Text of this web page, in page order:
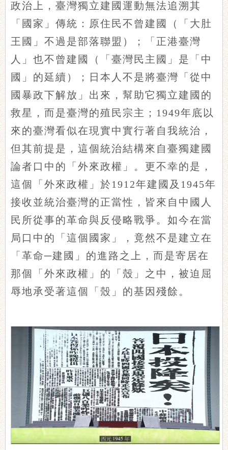
政治上，臺灣獨立建國運動無法追溯其
「國家」傳統：原住民不曾建國（「大肚
王國」不過是部落聯盟）；「正港臺灣
人」也不曾建國（「臺灣民主國」是「中
國」的延續）；日本人不是將臺灣「從中
國暴政下解放」出來，幫助它獨立建國的
救星，而是臺灣的殖民宗主；1949年底以
來的臺灣看似在現實中實行著自我統治，
但其前提是，這個統治結構來自臺獨建國
論者口中的「外來政權」。更不幸的是，
這個「外來政權」於1912年建國及1945年
接收並統治臺灣的正當性，皆來自中國人
民所從事的革命與反侵略戰爭。如今在當
局口中的「這個國家」，竟然不是建立在
「革命─建國」的進路之上，而是寄居在
那個「外來政權」的「殼」之中，被迫屈
辱地承受著這個「殼」的基因殘餘。